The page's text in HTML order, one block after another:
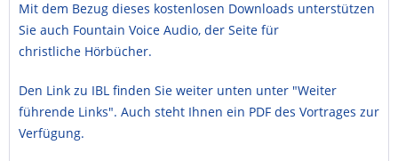
Mit dem Bezug dieses kostenlosen Downloads unterstützen
Sie auch Fountain Voice Audio, der Seite für
christliche Hörbücher.
Den Link zu IBL finden Sie weiter unten unter "Weiter
führende Links". Auch steht Ihnen ein PDF des Vortrages zur
Verfügung.